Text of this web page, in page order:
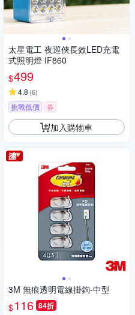
太星電工 夜巡俠長效LED充電
式照明燈 IF860
$499
4.8 (6)
挑戰低價 券
加入購物車
3M 無痕透明電線掛鉤-中型
$116 84折